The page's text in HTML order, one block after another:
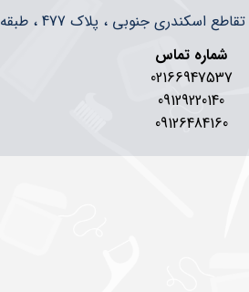
جنوبی ، پلاک 477 ، طبقه 2 واحد 25
شماره تماس
02166947537
09129220140
09126484160